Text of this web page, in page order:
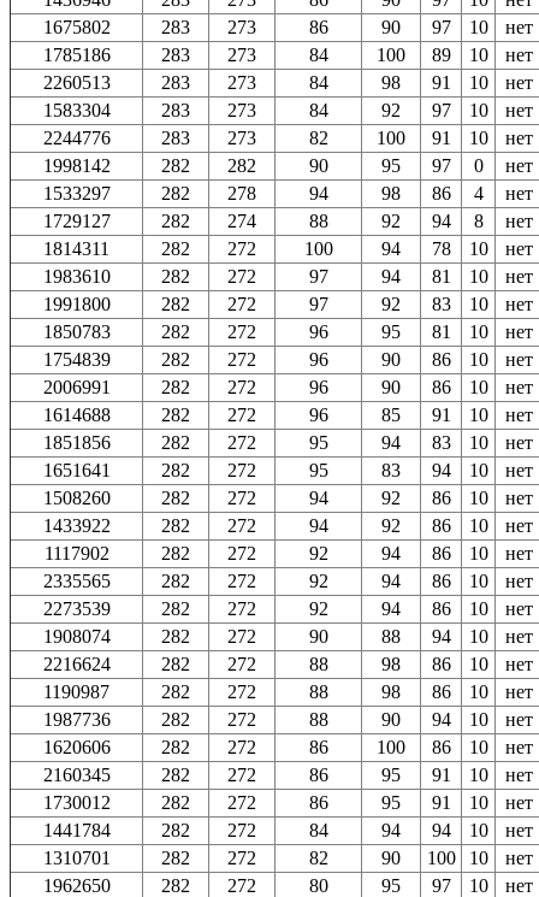
1675802
283 273 86 90 97 10
нет
1785186
283 273 84 100 89 10
нет
2260513
283 273 84 98 91 10
нет
1583304
283 273 84 92 97 10
нет
2244776
283 273 82 100 91 10
нет
1998142
282 282 90 95 97 0
нет
1533297
282 278 94 98 86 4
нет
1729127
282 274 88 92 94 8
нет
1814311
282 272 100 94 78 10
нет
1983610
282 272 97 94 81 10
нет
1991800
282 272 97 92 83 10
нет
1850783
282 272 96 95 81 10
нет
1754839
282 272 96 90 86 10
нет
2006991
282 272 96 90 86 10
нет
1614688
282 272 96 85 91 10
нет
1851856
282 272 95 94 83 10
нет
1651641
282 272 95 83 94 10
нет
1508260
282 272 94 92 86 10
нет
1433922
282 272 94 92 86 10
нет
1117902
282 272 92 94 86 10
нет
2335565
282 272 92 94 86 10
нет
2273539
282 272 92 94 86 10
нет
1908074
282 272 90 88 94 10
нет
2216624
282 272 88 98 86 10
нет
1190987
282 272 88 98 86 10
нет
1987736
282 272 88 90 94 10
нет
1620606
282 272 86 100 86 10
нет
2160345
282 272 86 95 91 10
нет
1730012
282 272 86 95 91 10
нет
1441784
282 272 84 94 94 10
нет
1310701
282 272 82 90 100 10
нет
1962650
282 272 80 95 97 10
нет